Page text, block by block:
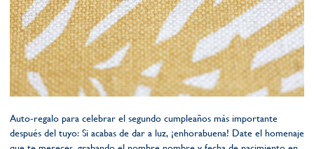
Auto-regalo para celebrar el segundo cumpleaños más importante
después del tuyo: Si acabas de dar a luz, ¡enhorabuena! Date el homenaje